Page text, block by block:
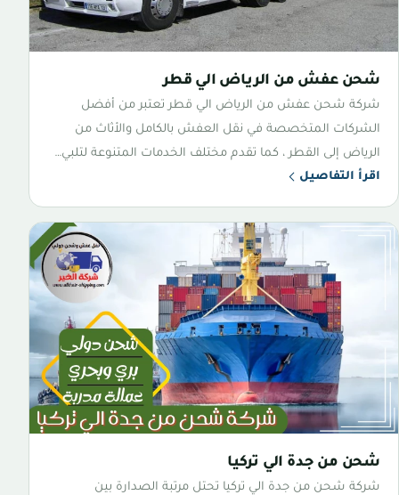
شحن عفش من الرياض الي قطر
شركة شحن عفش من الرياض الي قطر تعتبر من أفضل
الشركات المتخصصة في نقل العفش بالكامل والأثاث من
الرياض إلى القطر ، كما تقدم مختلف الخدمات المتنوعة لتلبي…
اقرأ التفاصيل
شحن من جدة الي تركيا
شركة شحن من جدة الي تركيا تحتل مرتبة الصدارة بين